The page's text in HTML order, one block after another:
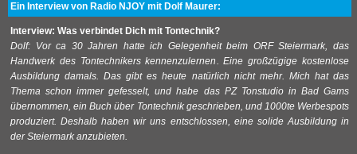
Ein Interview von Radio NJOY mit Dolf Maurer:
Interview: Was verbindet Dich mit Tontechnik?
Dolf: Vor ca 30 Jahren hatte ich Gelegenheit beim ORF Steiermark, das
Handwerk des Tontechnikers kennenzulernen. Eine großzügige kostenlose
Ausbildung damals. Das gibt es heute natürlich nicht mehr. Mich hat das
Thema schon immer gefesselt, und habe das PZ Tonstudio in Bad Gams
übernommen, ein Buch über Tontechnik geschrieben, und 1000te Werbespots
produziert. Deshalb haben wir uns entschlossen, eine solide Ausbildung in
der Steiermark anzubieten.